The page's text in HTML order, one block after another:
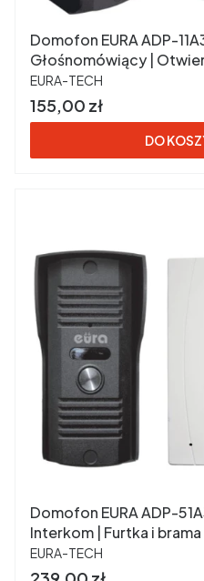
Domofon EURA ADP-
Głośnomówiący |
PRODUCENT
EURA-TECH
Cena
155,00 zł
DO
Domofon EURA ADP-
Interkom | Furtka i brama
PRODUCENT
EURA-TECH